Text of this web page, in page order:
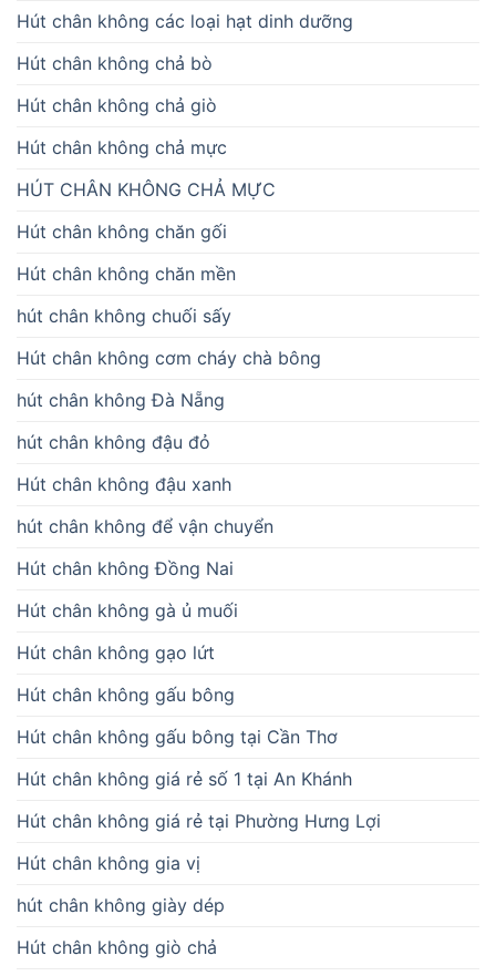
Hút chân không các loại hạt dinh dưỡng
Hút chân không chả bò
Hút chân không chả giò
Hút chân không chả mực
HÚT CHÂN KHÔNG CHẢ MỰC
Hút chân không chăn gối
Hút chân không chăn mền
hút chân không chuối sấy
Hút chân không cơm cháy chà bông
hút chân không Đà Nẵng
hút chân không đậu đỏ
Hút chân không đậu xanh
hút chân không để vận chuyển
Hút chân không Đồng Nai
Hút chân không gà ủ muối
Hút chân không gạo lứt
Hút chân không gấu bông
Hút chân không gấu bông tại Cần Thơ
Hút chân không giá rẻ số 1 tại An Khánh
Hút chân không giá rẻ tại Phường Hưng Lợi
Hút chân không gia vị
hút chân không giày dép
Hút chân không giò chả